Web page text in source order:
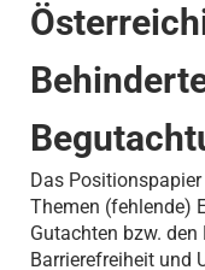
Das
Themen (fehlende)
Gutachten bzw.
Barrierefreiheit und